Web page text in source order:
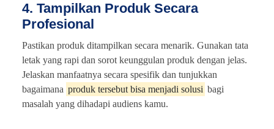
4. Tampilkan Produk Secara
Profesional
Pastikan produk ditampilkan secara menarik. Gunakan tata
letak yang rapi dan sorot keunggulan produk dengan jelas.
Jelaskan manfaatnya secara spesifik dan tunjukkan
bagaimana produk tersebut bisa menjadi solusi bagi
masalah yang dihadapi audiens kamu.